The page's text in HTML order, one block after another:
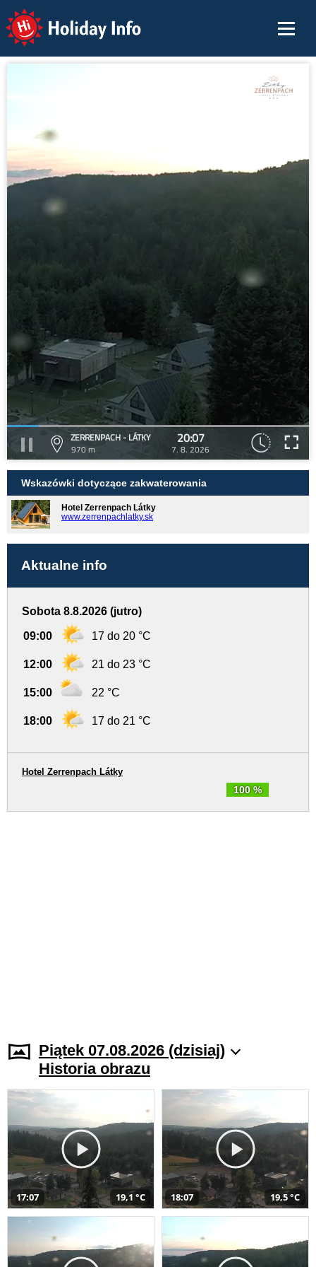
Holiday Info
ZERRENPACH - LÁTKY
970 m
20:07
7. 8. 2026
Wskazówki dotyczące zakwaterowania
Hotel Zerrenpach Látky
www.zerrenpachlatky.sk
Aktualne info
Sobota 8.8.2026 (jutro)
09:00 17 do 20 °C
12:00 21 do 23 °C
15:00 22 °C
18:00 17 do 21 °C
100 %
Hotel Zerrenpach Látky
Piątek 07.08.2026 (dzisiaj)
Historia obrazu
17:07 19,1 °C 18:07 19,5 °C